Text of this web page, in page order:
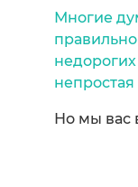
Многие
непростая
Но мы вас